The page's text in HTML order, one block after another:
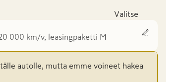
Valitse
000 km/v, leasingpaketti M
autolle, mutta emme voineet hakea